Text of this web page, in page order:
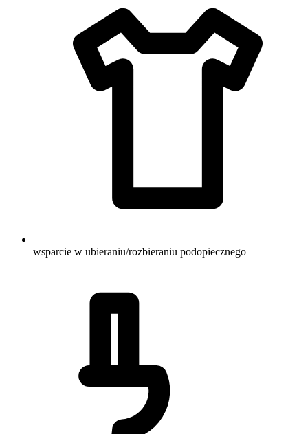
wsparcie w ubieraniu/rozbieraniu podopiecznego